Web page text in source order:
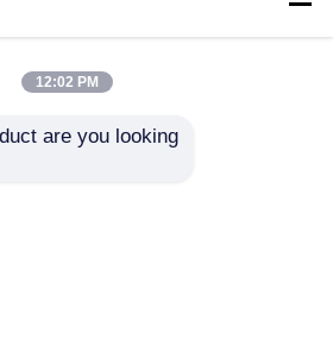
12:02 PM
are you looking